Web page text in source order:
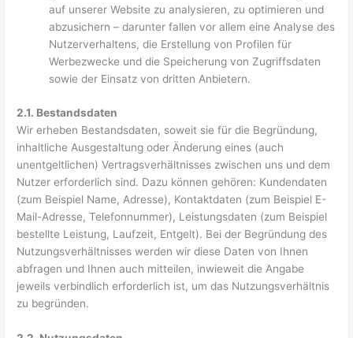
auf unserer Website zu analysieren, zu optimieren und
abzusichern – darunter fallen vor allem eine Analyse des
Nutzerverhaltens, die Erstellung von Profilen für
Werbezwecke und die Speicherung von Zugriffsdaten
sowie der Einsatz von dritten Anbietern.
2.1. Bestandsdaten
Wir erheben Bestandsdaten, soweit sie für die Begründung,
inhaltliche Ausgestaltung oder Änderung eines (auch
unentgeltlichen) Vertragsverhältnisses zwischen uns und dem
Nutzer erforderlich sind. Dazu können gehören: Kundendaten
(zum Beispiel Name, Adresse), Kontaktdaten (zum Beispiel E-
Mail-Adresse, Telefonnummer), Leistungsdaten (zum Beispiel
bestellte Leistung, Laufzeit, Entgelt). Bei der Begründung des
Nutzungsverhältnisses werden wir diese Daten von Ihnen
abfragen und Ihnen auch mitteilen, inwieweit die Angabe
jeweils verbindlich erforderlich ist, um das Nutzungsverhältnis
zu begründen.